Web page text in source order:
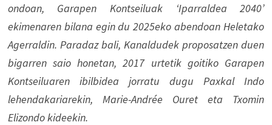
ondoan, Garapen Kontseiluak ‘Iparraldea 2040’
ekimenaren bilana egin du 2025eko abendoan Heletako
Agerraldin. Paradaz bali, Kanaldudek proposatzen duen
bigarren saio honetan, 2017 urtetik goitiko Garapen
Kontseiluaren ibilbidea jorratu dugu Paxkal Indo
lehendakariarekin, Marie-Andrée Ouret eta Txomin
Elizondo kideekin.